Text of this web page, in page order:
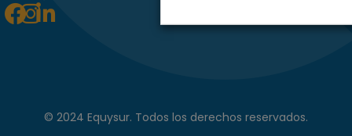
Facebook
Instagram
Linkedin-
© 2024 Equysur. Todos los derechos reservados.